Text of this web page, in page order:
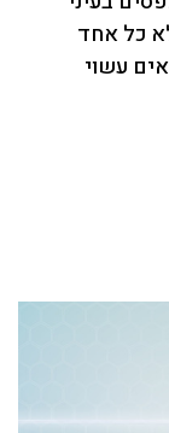
כל אחד
עשוי